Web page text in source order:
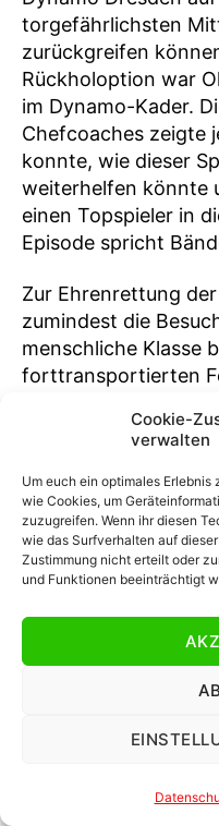
Cookie-
verwalten
Um euch ein optimales
wie Cookies, um
zuzugreifen. Wenn ihr diesen
wie das Surfverhalten auf
Zustimmung nicht erteilt oder
und Funktionen beeinträchtigt
torgefährlichsten
zurückgreifen
Rückholoption war
im Dynamo-Kader.
Chefcoaches zeigte
konnte, wie dieser
weiterhelfen könnte
einen Topspieler in
Episode spricht
Zur Ehrenrettung
zumindest die
menschliche Klasse
forttransportierten
gefürchteter K-
zu sehende Ritter
Dresden zu
der Tat bei so
Fazit und über den
Lage in der Dritten
Essens
freuen, auch
hätte man sich nicht